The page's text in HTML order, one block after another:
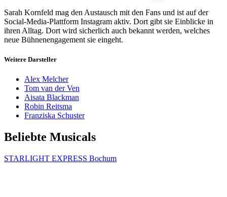
Sarah Kornfeld mag den Austausch mit den Fans und ist auf der
Social-Media-Plattform Instagram aktiv. Dort gibt sie Einblicke in
ihren Alltag. Dort wird sicherlich auch bekannt werden, welches
neue Bühnenengagement sie eingeht.
Weitere Darsteller
Alex Melcher
Tom van der Ven
Aisata Blackman
Robin Reitsma
Franziska Schuster
Beliebte Musicals
STARLIGHT EXPRESS Bochum